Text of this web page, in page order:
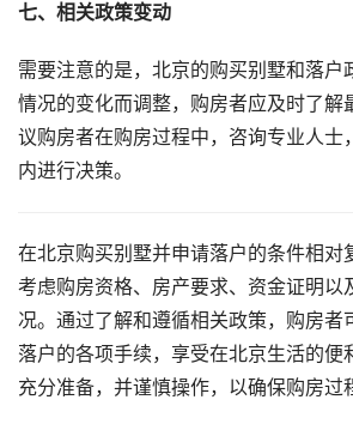
七、相关政策变动
需要注意的是，北京的购买别墅和落户
情况的变化而调整，购房者应及时了解
议购房者在购房过程中，咨询专业人士
内进行决策。
在北京购买别墅并申请落户的条件相对
考虑购房资格、房产要求、资金证明以
况。通过了解和遵循相关政策，购房者
落户的各项手续，享受在北京生活的便
充分准备，并谨慎操作，以确保购房过